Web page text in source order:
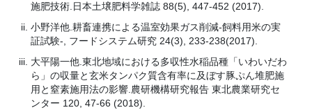
施肥技術.日本土壌肥料学雑誌 88(5), 447-452 (2017).
小野洋他.耕畜連携による温室効果ガス削減-飼料用米の実
証試験-, フードシステム研究 24(3), 233-238(2017).
大平陽一他.東北地域における多収性水稲品種「いわいだわ
ら」の収量と玄米タンパク質含有率に及ぼす豚ぷん堆肥施
用と窒素施用法の影響.農研機構研究報告 東北農業研究セ
ンター 120, 47-66 (2018).